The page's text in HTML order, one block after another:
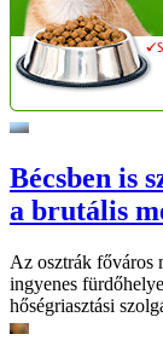
Bécsben is
a brutális
Az osztrák főváros
ingyenes
hőségriasztási